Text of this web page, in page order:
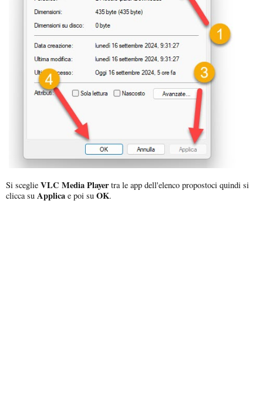
Si sceglie VLC Media Playertra le app dell'elenco propostoci quindi si
clicca su Applica e poi su OK.